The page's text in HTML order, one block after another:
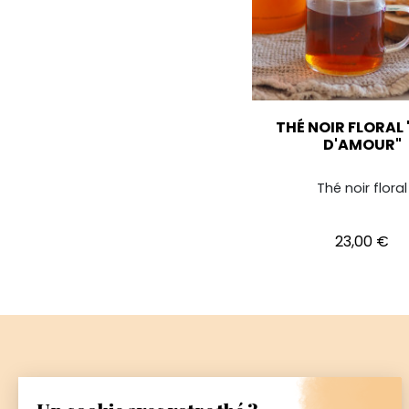
THÉ NOIR FLORAL
D'AMOUR"
Thé noir floral
Prix
23,00 €
Paiement